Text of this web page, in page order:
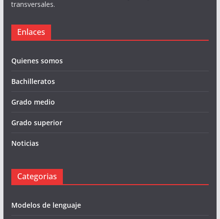
transversales.
Enlaces
Quienes somos
Bachilleratos
Grado medio
Grado superior
Noticias
Categorias
Modelos de lenguaje